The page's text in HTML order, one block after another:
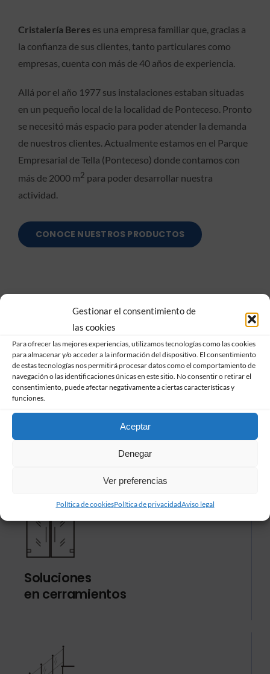
Gestionar el consentimiento de
las cookies
Para ofrecer las mejores experiencias, utilizamos tecnologías como las cookies
para almacenar y/o acceder a la información del dispositivo. El consentimiento
de estas tecnologías nos permitirá procesar datos como el comportamiento de
navegación o las identificaciones únicas en este sitio. No consentir o retirar el
consentimiento, puede afectar negativamente a ciertas características y
funciones.
Aceptar
Denegar
Ver preferencias
Política de cookiesPolítica de privacidadAviso legal
Cristalería Beres es una empresa familiar que, gracias a
la confianza de sus clientes, tanto particulares como
empresas, cuenta con más de 40 años de experiencia.
Allá por el año 1977 sus instalaciones estaban situadas
en un pequeño local de la localidad de Ponteceso. Pronto
se necesitó más espacio para poder atender la demanda
de nuestros clientes. Actualmente estamos en el Parque
Empresarial de Tella (Ponteceso) donde contamos con
más de 2000 m2 para poder desarrollar nuestra
actividad.
CONOCE NUESTROS PRODUCTOS
Doble
acristalamiento
Soluciones
en cerramientos